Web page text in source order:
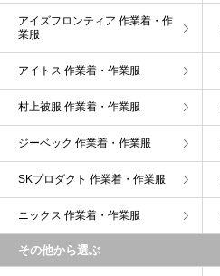
アイズフロンティア 作業着・作
業服
アイトス 作業着・作業服
村上被服 作業着・作業服
ジーベック 作業着・作業服
SKプロダクト 作業着・作業服
ニックス 作業着・作業服
その他から選ぶ